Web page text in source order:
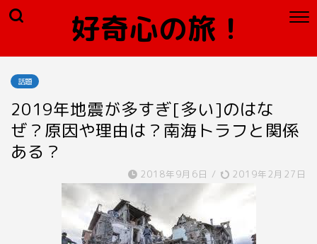
好奇心の旅！
話題
2019年地震が多すぎ[多い]のはな
ぜ？原因や理由は？南海トラフと関係
ある？
2018年9月6日 / 2019年2月27日